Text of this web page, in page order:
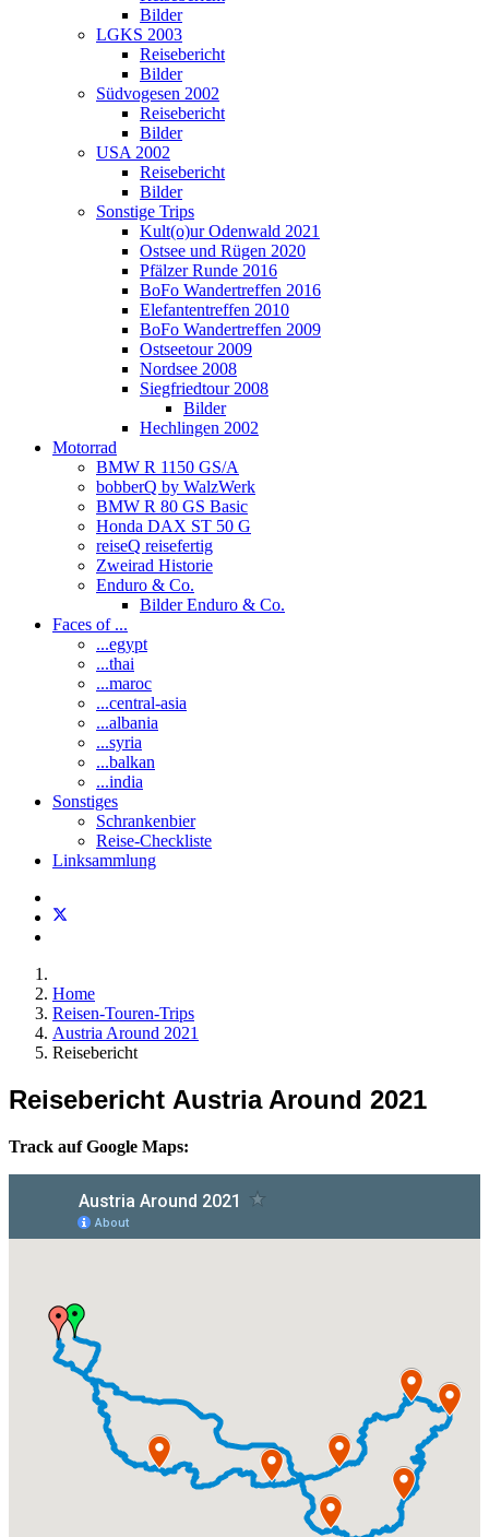
Bilder
LGKS 2003
Reisebericht
Bilder
Südvogesen 2002
Reisebericht
Bilder
USA 2002
Reisebericht
Bilder
Sonstige Trips
Kult(o)ur Odenwald 2021
Ostsee und Rügen 2020
Pfälzer Runde 2016
BoFo Wandertreffen 2016
Elefantentreffen 2010
BoFo Wandertreffen 2009
Ostseetour 2009
Nordsee 2008
Siegfriedtour 2008
Bilder
Hechlingen 2002
Motorrad
BMW R 1150 GS/A
bobberQ by WalzWerk
BMW R 80 GS Basic
Honda DAX ST 50 G
reiseQ reisefertig
Zweirad Historie
Enduro & Co.
Bilder Enduro & Co.
Faces of ...
...egypt
...thai
...maroc
...central-asia
...albania
...syria
...balkan
...india
Sonstiges
Schrankenbier
Reise-Checkliste
Linksammlung
Home
Reisen-Touren-Trips
Austria Around 2021
Reisebericht
Reisebericht Austria Around 2021
Track auf Google Maps: